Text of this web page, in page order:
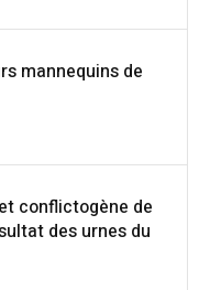
mannequins de
conflictogène de
des urnes du